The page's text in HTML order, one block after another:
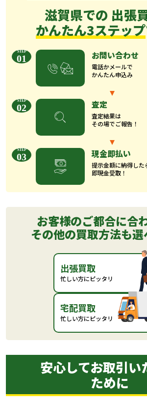
滋賀県での 出張
かんたん3ステップ
01 お問い合わせ
電話かメールで
かんたん申込み
02 査定
査定結果は
その場でご報告！
03 現金即払い
提示金額に納得した
即現金受取！
お客様のご都合に合
その他の買取方法も選
出張買取
忙しい方にピッタリ
宅配買取
忙しい方にピッタリ
安心してお取引い
ために